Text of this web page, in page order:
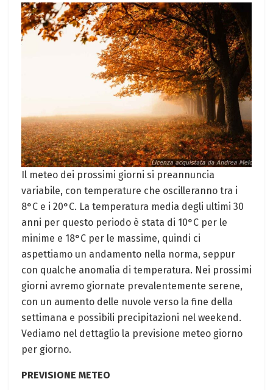
Il meteo dei prossimi giorni si preannuncia
variabile, con temperature che oscilleranno tra i
8°C e i 20°C. La temperatura media degli ultimi 30
anni per questo periodo è stata di 10°C per le
minime e 18°C per le massime, quindi ci
aspettiamo un andamento nella norma, seppur
con qualche anomalia di temperatura. Nei prossimi
giorni avremo giornate prevalentemente serene,
con un aumento delle nuvole verso la fine della
settimana e possibili precipitazioni nel weekend.
Vediamo nel dettaglio la previsione meteo giorno
per giorno.
PREVISIONE METEO